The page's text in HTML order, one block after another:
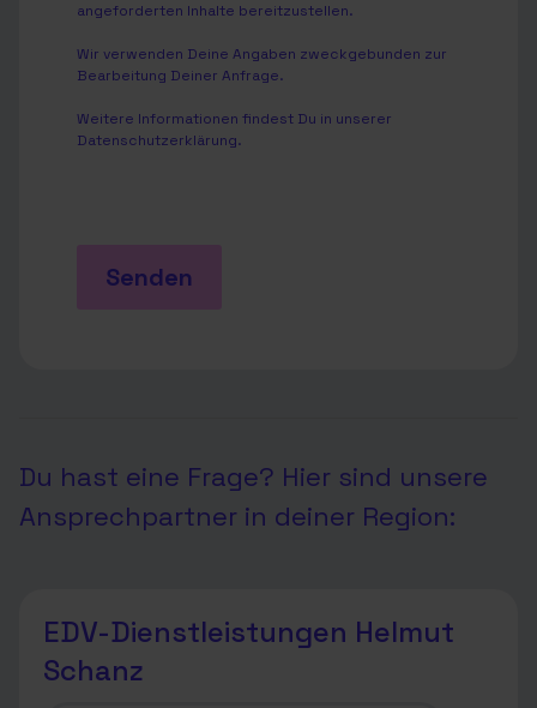
angeforderten Inhalte bereitzustellen.
Wir verwenden Deine Angaben zweckgebunden zur
Bearbeitung Deiner Anfrage.
Weitere Informationen findest Du in unserer
Datenschutzerklärung.
Senden
Du hast eine Frage? Hier sind unsere
Ansprechpartner in deiner Region:
EDV-Dienstleistungen Helmut
Schanz